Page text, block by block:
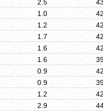
2.5
1.0
1.2
1.7
1.6
1.6
0.9
0.9
1.2
2.9